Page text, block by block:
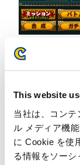
This website
当社は、コンテ
ル メディア機
に Cookie を使
る情報をソー
本件に関す
株式会社 カプ